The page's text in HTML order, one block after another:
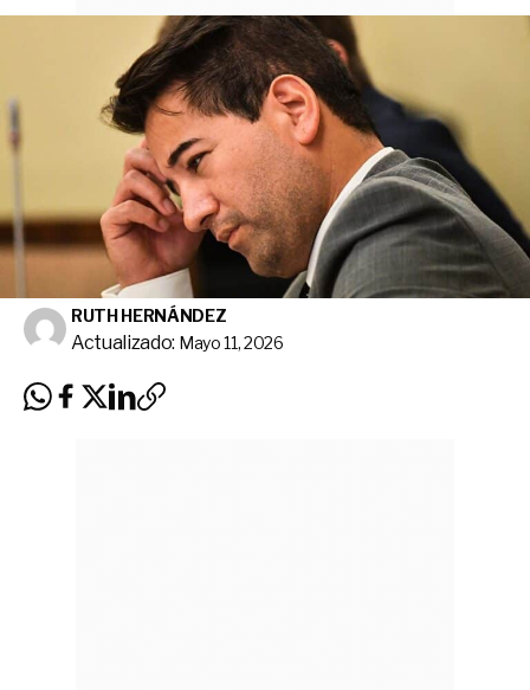
RUTH HERNÁNDEZ
Actualizado: Mayo 11, 2026